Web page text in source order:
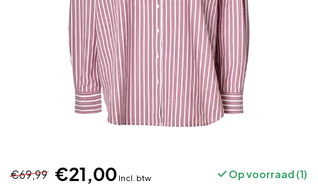
€69,99 €21,00 Incl. btw Op voorraad (1)